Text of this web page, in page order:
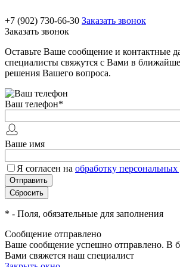
+7 (902) 730-66-30 Заказать звонок
Заказать звонок
Оставьте Ваше сообщение и контактные
специалисты свяжутся с Вами в
решения Вашего вопроса.
Ваш телефон*
Ваше имя
Я согласен на обработку
* - Поля, обязательные для заполнения
Сообщение отправлено
Ваше сообщение успешно отправлено. В
Вами свяжется наш специалист